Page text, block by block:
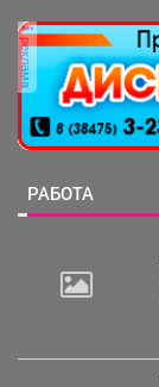
реклама
РАБОТА